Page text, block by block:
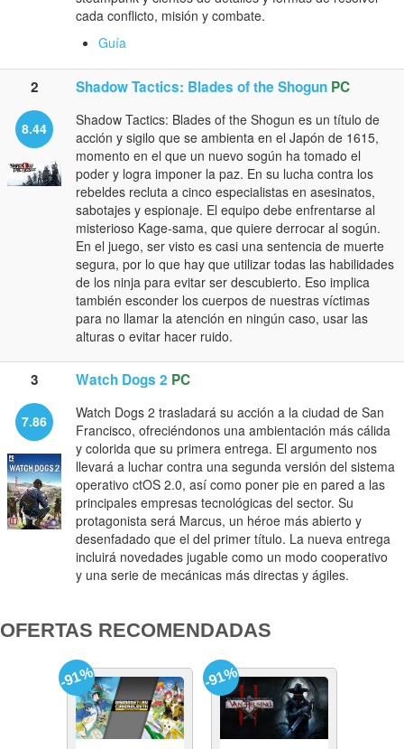
cada conflicto, misión y combate.
Guía
2 Shadow Tactics: Blades of the Shogun PC
8.44
Shadow Tactics: Blades of the Shogun es un título de
acción y sigilo que se ambienta en el Japón de 1615,
momento en el que un nuevo sogún ha tomado el
poder y logra imponer la paz. En su lucha contra los
rebeldes recluta a cinco especialistas en asesinatos,
sabotajes y espionaje. El equipo debe enfrentarse al
misterioso Kage-sama, que quiere derrocar al sogún.
En el juego, ser visto es casi una sentencia de muerte
segura, por lo que hay que utilizar todas las habilidades
de los ninja para evitar ser descubierto. Eso implica
también esconder los cuerpos de nuestras víctimas
para no llamar la atención en ningún caso, usar las
alturas o evitar hacer ruido.
3 Watch Dogs 2 PC
7.86
Watch Dogs 2 trasladará su acción a la ciudad de San
Francisco, ofreciéndonos una ambientación más cálida
y colorida que su primera entrega. El argumento nos
llevará a luchar contra una segunda versión del sistema
operativo ctOS 2.0, así como poner pie en pared a las
principales empresas tecnológicas del sector. Su
protagonista será Marcus, un héroe más abierto y
desenfadado que el del primer título. La nueva entrega
incluirá novedades jugable como un modo cooperativo
y una serie de mecánicas más directas y ágiles.
OFERTAS RECOMENDADAS
-91% -91%